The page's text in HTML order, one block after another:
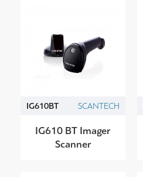
IG610BT SCANTECH
IG610 BT Imager
Scanner